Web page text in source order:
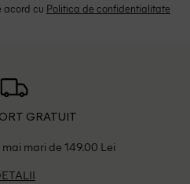
acord cu Politica de confidentialitate
GRATUIT
mari de 149.00 Lei